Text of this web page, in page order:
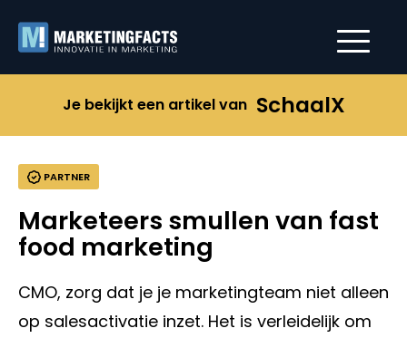
Je bekijkt een artikel van SchaalX
PARTNER
Marketeers smullen van fast
food marketing
CMO, zorg dat je je marketingteam niet alleen
op salesactivatie inzet. Het is verleidelijk om